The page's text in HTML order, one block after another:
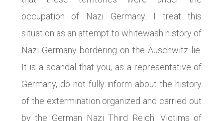
occupation of Nazi Germany. I treat this
situation as an attempt to whitewash history of
Nazi Germany bordering on the Auschwitz lie.
It is a scandal that you, as a representative of
Germany, do not fully inform about the history
of the extermination organized and carried out
by the German Nazi Third Reich. Victims of